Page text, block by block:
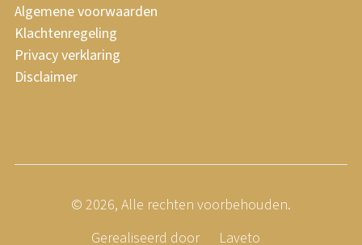
Algemene voorwaarden
Klachtenregeling
Privacy verklaring
Disclaimer
© 2026, Alle rechten voorbehouden.
Gerealiseerd door
Laveto